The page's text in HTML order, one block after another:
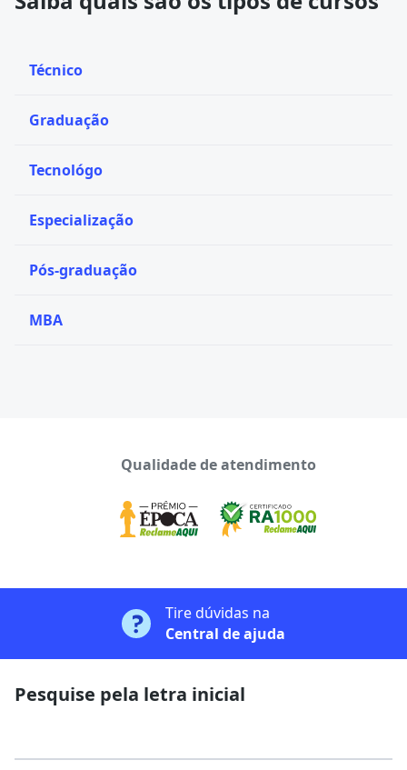
Técnico
Graduação
Tecnológo
Especialização
Pós-graduação
MBA
Qualidade de atendimento
Tire dúvidas na
Central de ajuda
Pesquise pela letra inicial